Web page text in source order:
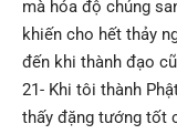
mà hóa độ chúng
khiến cho hết thảy
đến khi thành đạo
21- Khi tôi thành
thấy đặng tướng tốt